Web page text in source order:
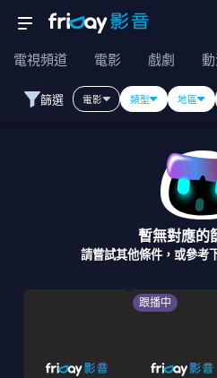
電視頻道 電影 戲劇
篩選 電影 類型 地區
暫無對應的
請嘗試其他條件，或參考
跟播中